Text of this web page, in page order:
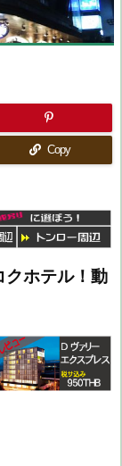
Copy
ホテル！動